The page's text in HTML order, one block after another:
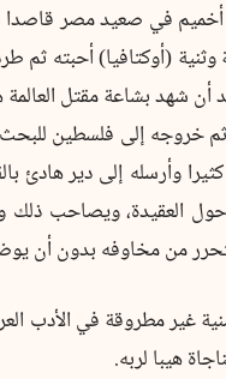
في صعيد مصر قاصدا
(أوكتافيا) أحبته
شهد بشاعة مقتل العالمة
خروجه إلى فلسطين
وأرسله إلى دير هادئ
العقيدة، ويصاحب
من مخاوفه بدون أن
غير مطروقة في الأدب
هيبا لربه.